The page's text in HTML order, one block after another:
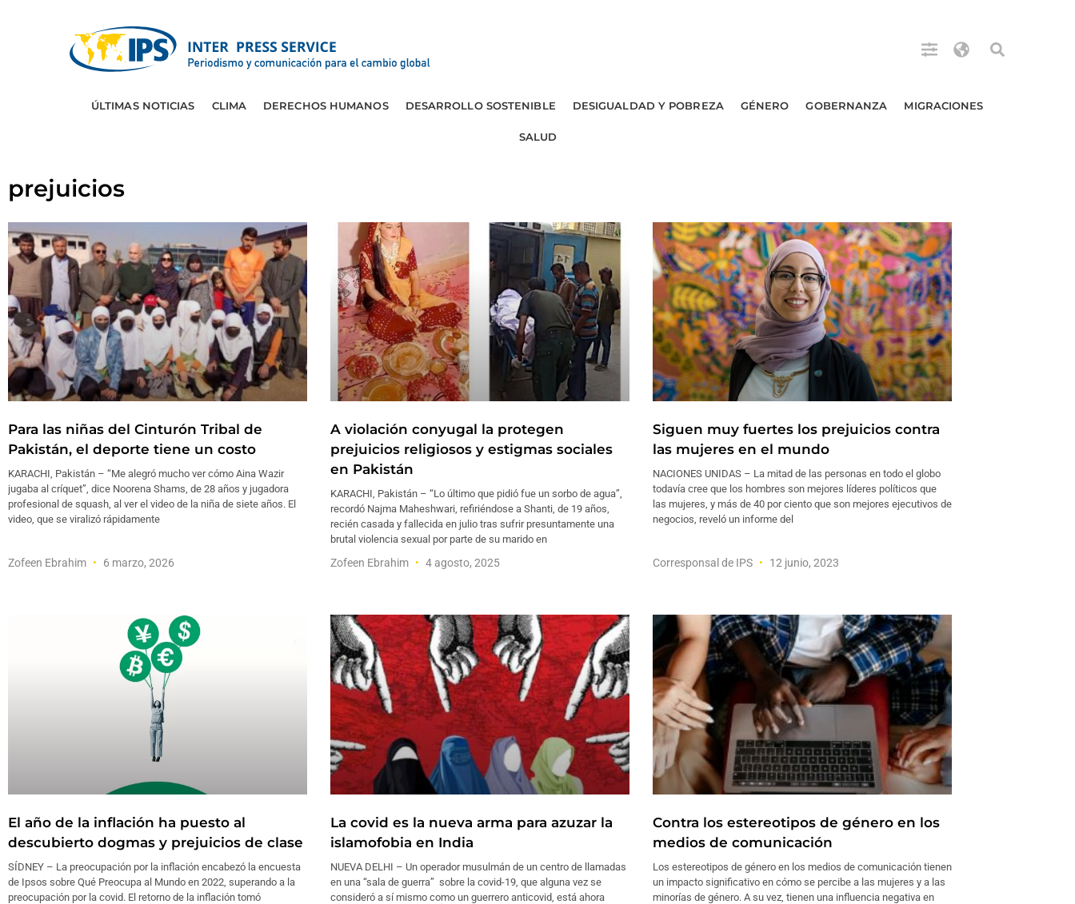
ÚLTIMAS NOTICIAS CLIMA DERECHOS HUMANOS DESARROLLO SOSTENIBLE DESIGUALDAD Y POBREZA GÉNERO GOBERNANZA MIGRACIONES
SALUD
prejuicios
Para las niñas del Cinturón Tribal de
Pakistán, el deporte tiene un costo
KARACHI, Pakistán – “Me alegró mucho ver cómo Aina Wazir
jugaba al críquet”, dice Noorena Shams, de 28 años y jugadora
profesional de squash, al ver el video de la niña de siete años. El
video, que se viralizó rápidamente
Zofeen Ebrahim 6 marzo, 2026
A violación conyugal la protegen
prejuicios religiosos y estigmas sociales
en Pakistán
KARACHI, Pakistán – “Lo último que pidió fue un sorbo de agua”,
recordó Najma Maheshwari, refiriéndose a Shanti, de 19 años,
recién casada y fallecida en julio tras sufrir presuntamente una
brutal violencia sexual por parte de su marido en
Zofeen Ebrahim 4 agosto, 2025
Siguen muy fuertes los prejuicios contra
las mujeres en el mundo
NACIONES UNIDAS – La mitad de las personas en todo el globo
todavía cree que los hombres son mejores líderes políticos que
las mujeres, y más de 40 por ciento que son mejores ejecutivos de
negocios, reveló un informe del
Corresponsal de IPS 12 junio, 2023
El año de la inflación ha puesto al
descubierto dogmas y prejuicios de clase
SÍDNEY – La preocupación por la inflación encabezó la encuesta
de Ipsos sobre Qué Preocupa al Mundo en 2022, superando a la
preocupación por la covid. El retorno de la inflación tomó
La covid es la nueva arma para azuzar la
islamofobia en India
NUEVA DELHI – Un operador musulmán de un centro de llamadas
en una “sala de guerra” sobre la covid-19, que alguna vez se
consideró a sí mismo como un guerrero anticovid, está ahora
Contra los estereotipos de género en los
medios de comunicación
Los estereotipos de género en los medios de comunicación tienen
un impacto significativo en cómo se percibe a las mujeres y a las
minorías de género. A su vez, tienen una influencia negativa en